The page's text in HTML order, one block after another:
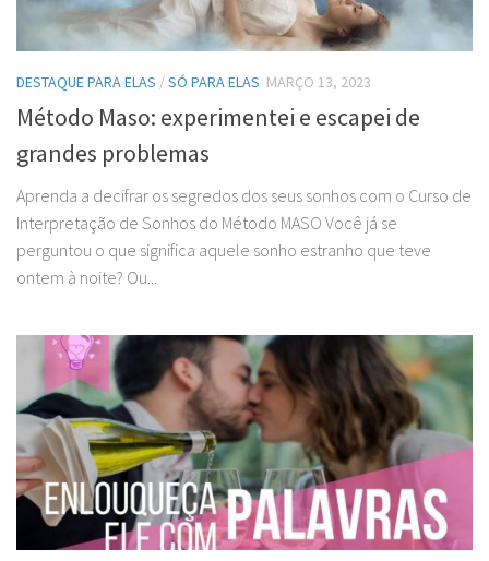
DESTAQUE PARA ELAS /SÓ PARA ELAS MARÇO 13, 2023
Método Maso: experimentei e escapei de
grandes problemas
Aprenda a decifrar os segredos dos seus sonhos com o Curso de
Interpretação de Sonhos do Método MASO Você já se
perguntou o que significa aquele sonho estranho que teve
ontem à noite? Ou...